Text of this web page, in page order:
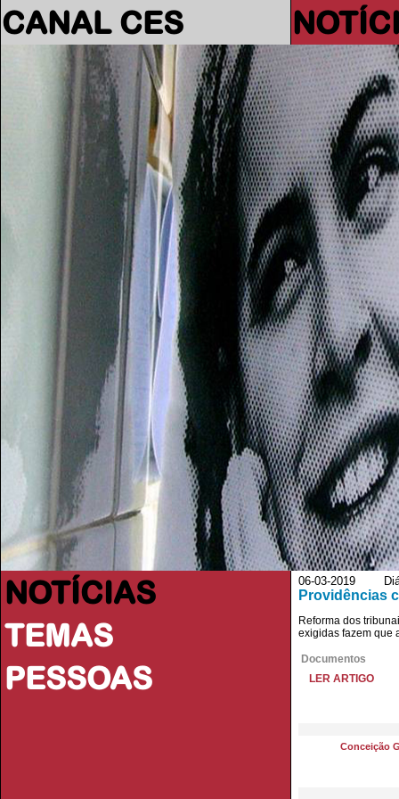
CANAL CES
NOTÍCIAS
TEMAS
PESSOAS
06-03-2019
Providências
Reforma dos
exigidas fazem que
Documentos
LER ARTIGO
Conceição